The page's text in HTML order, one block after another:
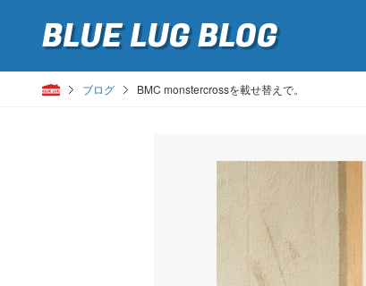
BLUE LUGBLOG
ブログ BMC monstercrossを載せ替えで。